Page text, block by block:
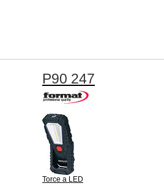
P90 247
Torce a LED